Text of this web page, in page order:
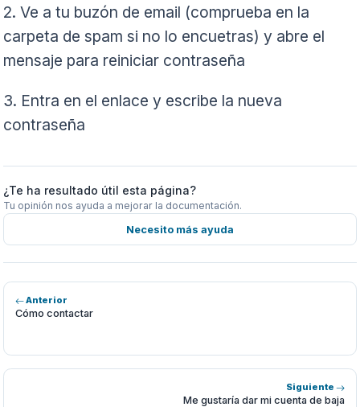
2. Ve a tu buzón de email (comprueba en la
carpeta de spam si no lo encuetras) y abre el
mensaje para reiniciar contraseña
3. Entra en el enlace y escribe la nueva
contraseña
¿Te ha resultado útil esta página?
Tu opinión nos ayuda a mejorar la documentación.
Necesito más ayuda
Anterior
Cómo contactar
Siguiente
Me gustaría dar mi cuenta de baja